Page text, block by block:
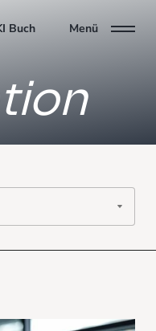
Buch Menü